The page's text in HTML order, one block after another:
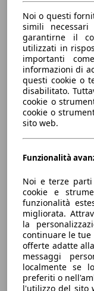
Noi o questi
simili
garantirne il
utilizzati in
importanti
informazioni di
questi cookie o
disabilitato.
cookie o
cookie o
sito web.
Funzionalità
Noi e terze
cookie e
funzionalità
migliorata.
la
continuare le tue
offerte adatte
messaggi
localmente se
preferiti o
l'utilizzo del sito